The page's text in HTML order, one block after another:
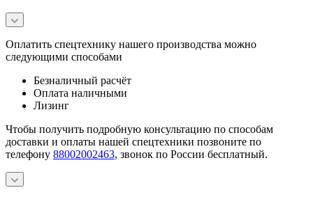
Оплатить спецтехнику нашего производства можно
следующими способами
Безналичный расчёт
Оплата наличными
Лизинг
Чтобы получить подробную консультацию по способам
доставки и оплаты нашей спецтехники позвоните по
телефону 88002002463, звонок по России бесплатный.